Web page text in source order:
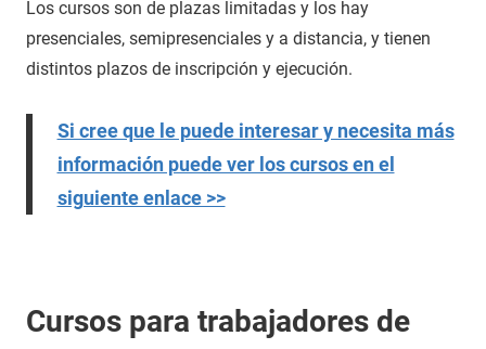
Los cursos son de plazas limitadas y los hay
presenciales, semipresenciales y a distancia, y tienen
distintos plazos de inscripción y ejecución.
Si cree que le puede interesar y necesita más
información puede ver los cursos en el
siguiente enlace >>
Cursos para trabajadores de